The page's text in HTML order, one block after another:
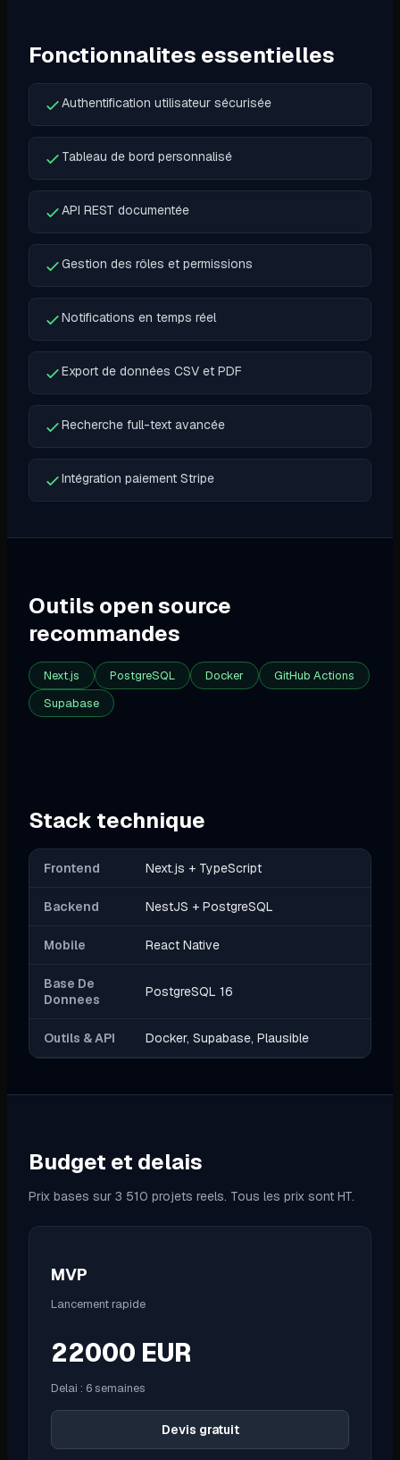
Fonctionnalites essentielles
Authentification utilisateur sécurisée
Tableau de bord personnalisé
API REST documentée
Gestion des rôles et permissions
Notifications en temps réel
Export de données CSV et PDF
Recherche full-text avancée
Intégration paiement Stripe
Outils open source
recommandes
Next.js PostgreSQL Docker
GitHub Actions
Supabase
Stack technique
Frontend Next.js + TypeScript
Backend NestJS + PostgreSQL
Mobile React Native
Base De
Donnees
PostgreSQL 16
Outils & API Docker, Supabase, Plausible
Budget et delais
Prix bases sur 3 510 projets reels. Tous les prix sont HT.
MVP
Lancement rapide
22000 EUR
Delai : 6 semaines
Devis gratuit